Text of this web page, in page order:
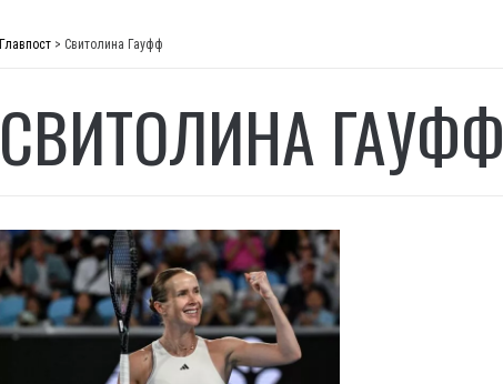
Главпост > Свитолина Гауфф
СВИТОЛИНА ГАУФФ